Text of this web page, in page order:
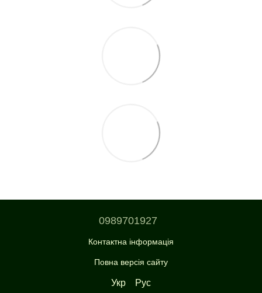
0989701927
Контактна інформація
Повна версія сайту
Укр Рус